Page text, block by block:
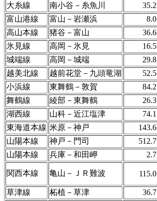
大糸線
南小谷－糸魚川 35.2
富山港線
富山－岩瀬浜 8.0
高山本線
猪谷－富山 36.6
氷見線
高岡－氷見 16.5
城端線
高岡－城端 29.8
越美北線
越前花堂－九頭竜湖 52.5
小浜線
東舞鶴－敦賀 84.2
舞鶴線
綾部－東舞鶴 26.3
湖西線
山科－近江塩津 74.1
東海道本線 米原－神戸 143.6
山陽本線
神戸－門司 512.7
山陽本線
兵庫－和田岬 2.7
関西本線 亀山－ＪＲ難波 115.0
草津線
柘植－草津 36.7